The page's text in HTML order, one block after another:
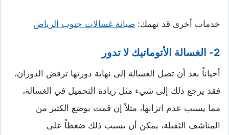
خدمات أخرى قد تهمك: صيانة غسالات جنوب الرياض
2- الغسالة الأتوماتيك لا تدور
أحياناً بعد أن تصل الغسالة إلى نهاية دورتها ترفض الدوران،
فقد يرجع ذلك إلى شيء مثل زيادة التحميل في الغسالة،
مما يسبب عدم اتزانها، مثلاً إن قمت بوضع الكثير من
المناشف الثقيلة، يمكن أن يسبب ذلك ضغطاً على